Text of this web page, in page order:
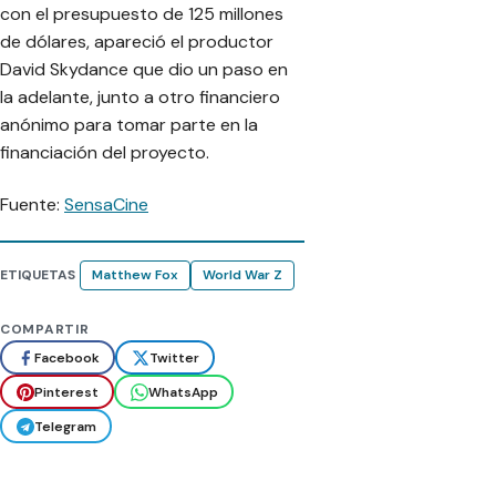
con el presupuesto de 125 millones
de dólares, apareció el productor
David Skydance que dio un paso en
la adelante, junto a otro financiero
anónimo para tomar parte en la
financiación del proyecto.
Fuente: SensaCine
ETIQUETAS Matthew Fox World War Z
COMPARTIR
Facebook
Twitter
Pinterest
WhatsApp
Telegram